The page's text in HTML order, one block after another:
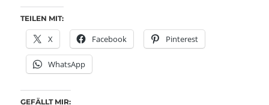
TEILEN MIT:
X Facebook Pinterest
WhatsApp
GEFÄLLT MIR: